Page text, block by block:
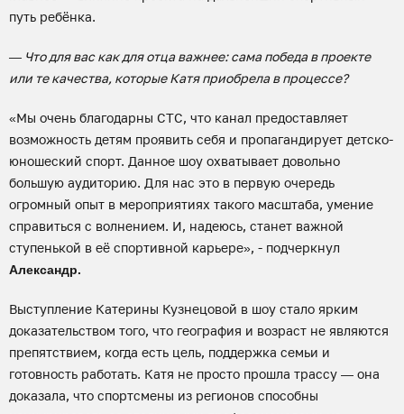
путь ребёнка.
— Что для вас как для отца важнее: сама победа в проекте
или те качества, которые Катя приобрела в процессе?
«Мы очень благодарны СТС, что канал предоставляет
возможность детям проявить себя и пропагандирует детско-
юношеский спорт. Данное шоу охватывает довольно
большую аудиторию. Для нас это в первую очередь
огромный опыт в мероприятиях такого масштаба, умение
справиться с волнением. И, надеюсь, станет важной
ступенькой в её спортивной карьере», - подчеркнул
Александр.
Выступление Катерины Кузнецовой в шоу стало ярким
доказательством того, что география и возраст не являются
препятствием, когда есть цель, поддержка семьи и
готовность работать. Катя не просто прошла трассу — она
доказала, что спортсмены из регионов способны